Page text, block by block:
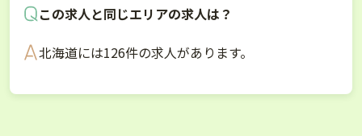
この求人と同じエリアの求人は？
北海道には126件の求人があります。